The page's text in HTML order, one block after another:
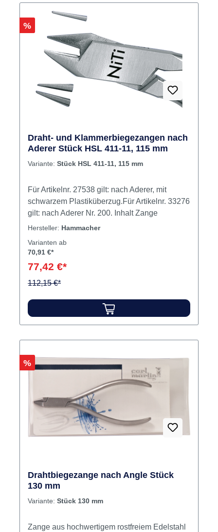
Rabatt
%
Draht- und Klammerbiegezangen nach
Aderer Stück HSL 411-11, 115 mm
Variante: Stück HSL 411-11, 115 mm
Für Artikelnr. 27538 gilt: nach Aderer, mit
schwarzem Plastiküberzug.Für Artikelnr. 33276
gilt: nach Aderer Nr. 200. Inhalt Zange
Hersteller: Hammacher
Varianten ab
70,91 €*
77,42 €*
112,15 €*
Rabatt
%
Drahtbiegezange nach Angle Stück
130 mm
Variante: Stück 130 mm
Zange aus hochwertigem rostfreiem Edelstahl